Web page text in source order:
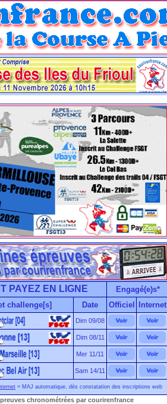
PAYEZ EN LIGNE
Engagé(e)s*
challenge[s]
Date Officiel Internet
Dim 09/08
Dim 08/11
Mer 11/11
Sam 14/11
= MAJ automatique, dès constatation des inscriptions web
chronométrées par courirenfrance